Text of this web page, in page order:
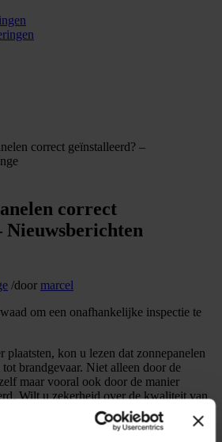
correct geïnstalleerd? –
correct
Nieuwsberichten
/door marcel
om een onafhankelijke inspectie te
plaatsten, kon u lezen dat zonnepanelen
brandgevaar. Niet alleen door de
maar vooral ook door de manier
Wilt u zekerheid over de kwaliteit van
kan een deskundige inspectie een
het oog op uw brandverzekering.